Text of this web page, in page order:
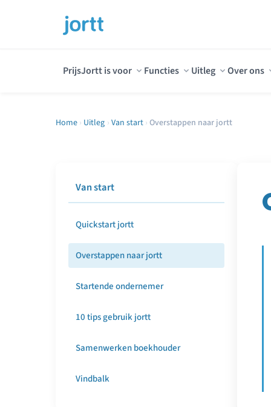
PrijsJortt is voor Functies Uitleg Over ons
Home › Uitleg › Van start › Overstappen naar jortt
Van start
Quickstart jortt
Overstappen naar jortt
Startende ondernemer
10 tips gebruik jortt
Samenwerken boekhouder
Vindbalk